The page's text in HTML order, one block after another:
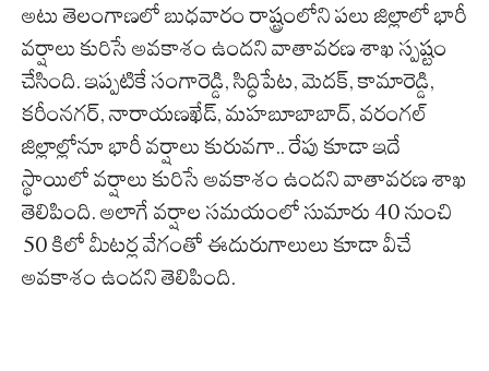
అటు తెలంగాణలో బుధవారం రాష్ట్రంలోని పలు జిల్లాలో భారీ
వర్షాలు కురిసే అవకాశం ఉందని వాతావరణ శాఖ స్పష్టం
చేసింది. ఇప్పటికే సంగారెడ్డి, సిద్ధిపేట, మెదక్, కామారెడ్డి,
కరీంనగర్, నారాయణఖేడ్, మహబూబాబాద్‌, వరంగల్
జిల్లాల్లోనూ భారీ వర్షాలు కురువగా.. రేపు కూడా ఇదే
స్థాయిలో వర్షాలు కురిసే అవకాశం ఉందని వాతావరణ శాఖ
తెలిపింది. అలాగే వర్షాల సమయంలో సుమారు 40 నుంచి
50 కిలో మీటర్ల వేగంతో ఈదురుగాలులు కూడా వీచే
అవకాశం ఉందని తెలిపింది.